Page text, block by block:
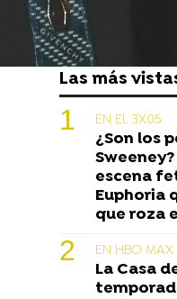
Las más
EN EL 3X05
¿Son los
escena
Euphoria
que roza
EN HBO MAX
La Casa